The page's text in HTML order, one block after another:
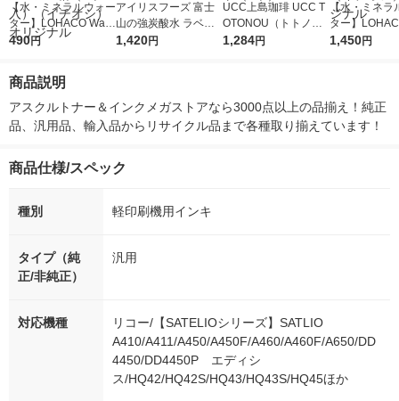
【水・ミネラルウォー
ター】LOHACO Wate
r（ロハコウォータ
シ） オリジナル
490円
アイリスフーズ 富士
山の強炭酸水 ラベル
レス 500ml 1箱（24
1,420円
UCC上島珈琲 UCC T
OTONOU（トトノ
ウ） by BLACK無糖 5
1,284円
【水・ミネラ
ター】
r 410ml 1箱（
1,450円
商品説明
アスクルトナー＆インクメガストアなら3000点以上の品揃え！純正
品、汎用品、輸入品からリサイクル品まで各種取り揃えています！
商品仕様/スペック
種別 軽印刷機用インキ
タイプ（純
正/非純正）
汎用
対応機種
リコー/【SATELIOシリーズ】SATLIO
A410/A411/A450/A450F/A460/A460F/A650/DD
4450/DD4450P エディシ
ス/HQ42/HQ42S/HQ43/HQ43S/HQ45ほか